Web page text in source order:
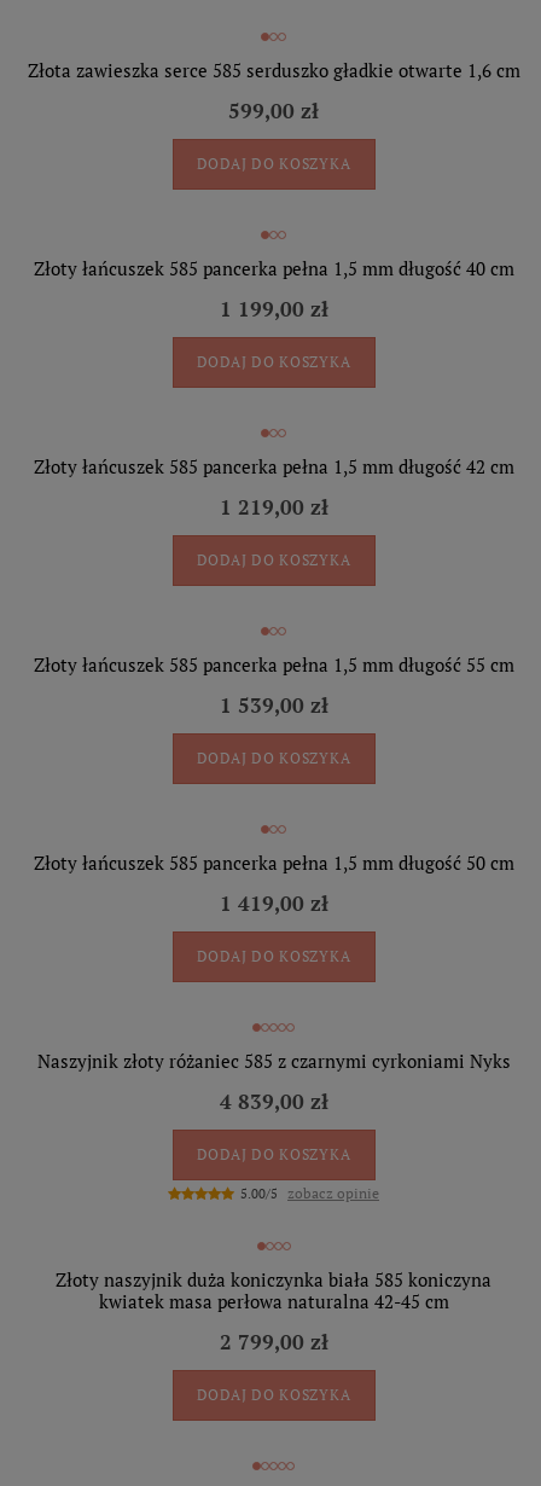
Złota zawieszka serce 585 serduszko gładkie otwarte 1,6 cm
599,00 zł
DODAJ DO KOSZYKA
Złoty łańcuszek 585 pancerka pełna 1,5 mm długość 40 cm
1 199,00 zł
DODAJ DO KOSZYKA
Złoty łańcuszek 585 pancerka pełna 1,5 mm długość 42 cm
1 219,00 zł
DODAJ DO KOSZYKA
Złoty łańcuszek 585 pancerka pełna 1,5 mm długość 55 cm
1 539,00 zł
DODAJ DO KOSZYKA
Złoty łańcuszek 585 pancerka pełna 1,5 mm długość 50 cm
1 419,00 zł
DODAJ DO KOSZYKA
Naszyjnik złoty różaniec 585 z czarnymi cyrkoniami Nyks
4 839,00 zł
DODAJ DO KOSZYKA
5.00/5 zobacz opinie
Złoty naszyjnik duża koniczynka biała 585 koniczyna
kwiatek masa perłowa naturalna 42-45 cm
2 799,00 zł
DODAJ DO KOSZYKA